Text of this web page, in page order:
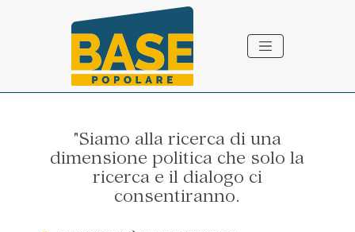
Vai ai contenuti della pagina
"Siamo alla ricerca di una
dimensione politica che solo la
ricerca e il dialogo ci
consentiranno.